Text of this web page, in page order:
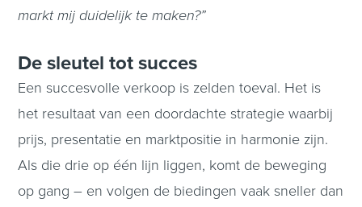
markt mij duidelijk te maken?”
De sleutel tot succes
Een succesvolle verkoop is zelden toeval. Het is
het resultaat van een doordachte strategie waarbij
prijs, presentatie en marktpositie in harmonie zijn.
Als die drie op één lijn liggen, komt de beweging
op gang – en volgen de biedingen vaak sneller dan